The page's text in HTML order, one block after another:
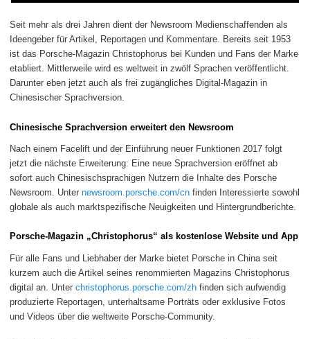
Seit mehr als drei Jahren dient der Newsroom Medienschaffenden als
Ideengeber für Artikel, Reportagen und Kommentare. Bereits seit 1953
ist das Porsche-Magazin Christophorus bei Kunden und Fans der Marke
etabliert. Mittlerweile wird es weltweit in zwölf Sprachen veröffentlicht.
Darunter eben jetzt auch als frei zugängliches Digital-Magazin in
Chinesischer Sprachversion.
Chinesische Sprachversion erweitert den Newsroom
Nach einem Facelift und der Einführung neuer Funktionen 2017 folgt
jetzt die nächste Erweiterung: Eine neue Sprachversion eröffnet ab
sofort auch Chinesischsprachigen Nutzern die Inhalte des Porsche
Newsroom. Unter newsroom.porsche.com/cn finden Interessierte sowohl
globale als auch marktspezifische Neuigkeiten und Hintergrundberichte.
Porsche-Magazin „Christophorus“ als kostenlose Website und App
Für alle Fans und Liebhaber der Marke bietet Porsche in China seit
kurzem auch die Artikel seines renommierten Magazins Christophorus
digital an. Unter christophorus.porsche.com/zh finden sich aufwendig
produzierte Reportagen, unterhaltsame Porträts oder exklusive Fotos
und Videos über die weltweite Porsche-Community.